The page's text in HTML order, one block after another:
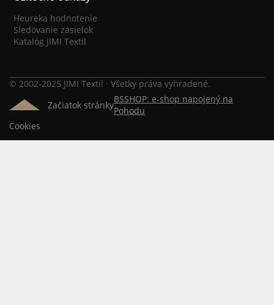
Heureka hodnotenie
Sledovanie zásielok
Katalóg JIMI Textil
© 2002-2025 JIMI Textil · Všetky práva vyhradené.
Začiatok stránkyBSSHOP: e-shop napojený na
Pohodu
Cookies